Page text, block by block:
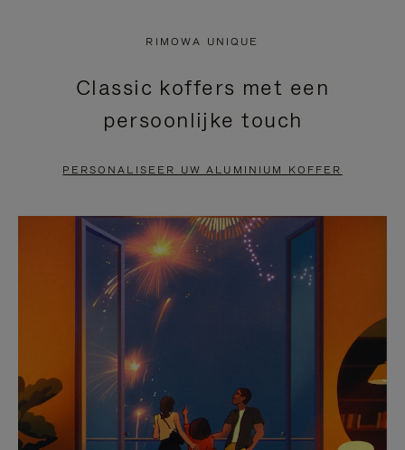
DRUK
OM
PAUZEREN
VIDEO
IS
UITGESCHAKELD.
HIER
OM
HET
DEMPEN
OP
TE
HEFFEN
RIMOWA UNIQUE
Classic koffers met een
persoonlijke touch
PERSONALISEER UW ALUMINIUM KOFFER